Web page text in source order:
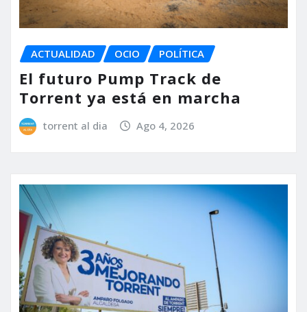
ACTUALIDAD OCIO POLÍTICA
El futuro Pump Track de
Torrent ya está en marcha
torrent al dia Ago 4, 2026